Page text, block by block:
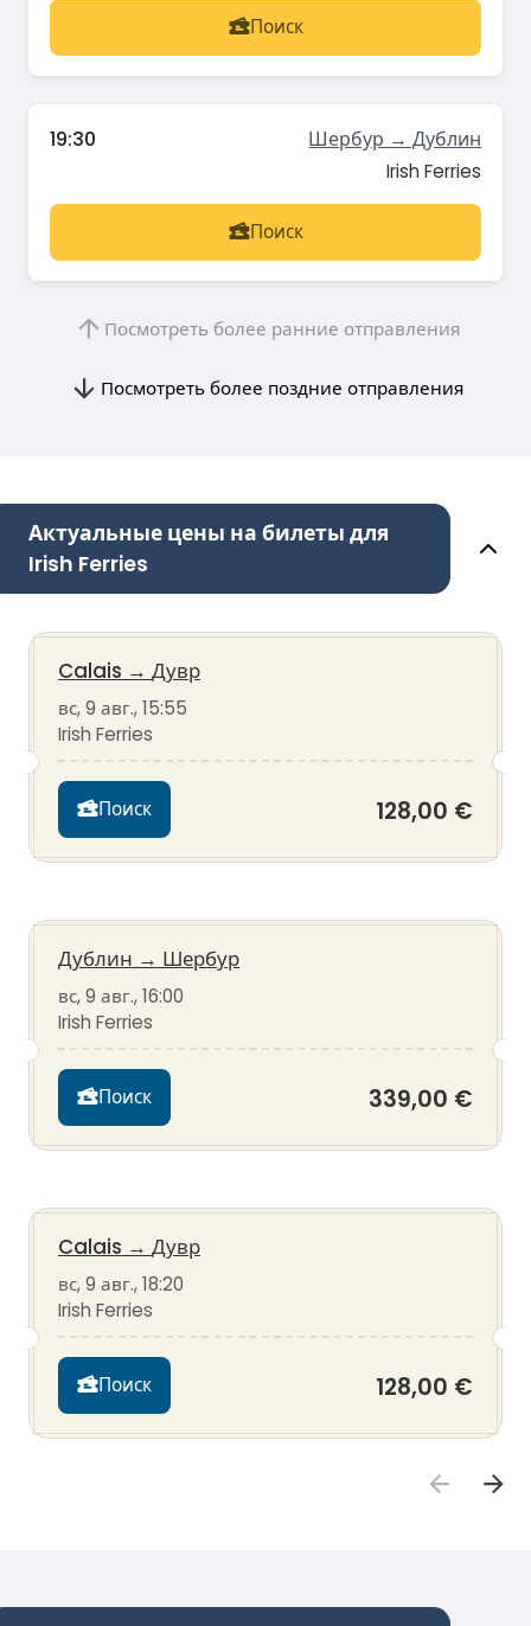
Поиск
19:30 Шербур → Дублин
Irish Ferries
Поиск
Посмотреть более ранние отправления
Посмотреть более поздние отправления
Актуальные цены на билеты для
Irish Ferries
Calais → Дувр
вс, 9 авг., 15:55
Irish Ferries
Поиск 128,00 €
Дублин → Шербур
вс, 9 авг., 16:00
Irish Ferries
Поиск 339,00 €
Calais → Дувр
вс, 9 авг., 18:20
Irish Ferries
Поиск 128,00 €